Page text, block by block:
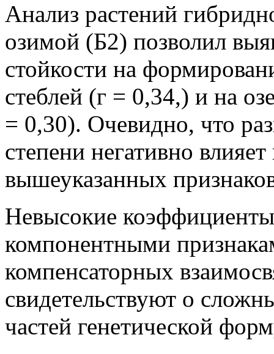
Анализ растений
озимой (Б2) позволил
стойкости на
стеблей (г = 0,34,) и на
= 0,30). Очевидно, что
степени негативно
вышеуказанных
Невысокие
компонентными
компенсаторных
свидетельствуют о
частей генетической